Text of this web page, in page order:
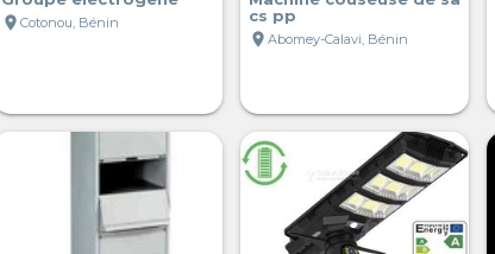
location_onCotonou, Bénin
cs pp
location_on Abomey-Calavi, Bénin